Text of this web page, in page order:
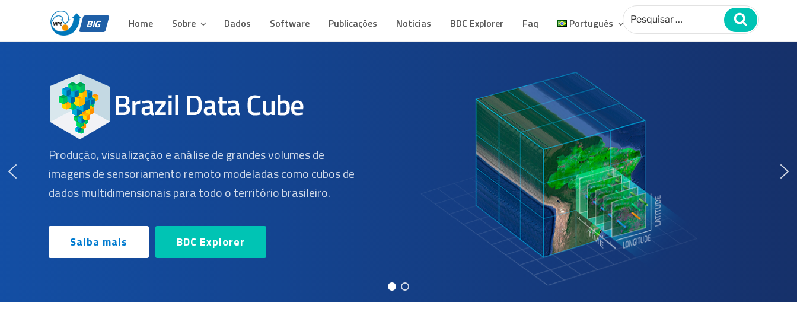
BIG – BRAZIL DATA CUBE
Plataforma para Análise e Visualização de Grandes Volumes de Dados Geoespaciais
BIG
Home Sobre Dados Software Publicações Noticias BDC Explorer Faq Português
Pesquisar
por:
Pesquisar
Produção, visualização e análise de grandes volumes de
imagens de sensoriamento remoto modeladas como cubos de
dados multidimensionais para todo o território brasileiro.
Saiba mais BDC Explorer